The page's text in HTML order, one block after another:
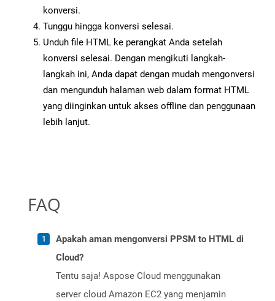
konversi.
Tunggu hingga konversi selesai.
Unduh file HTML ke perangkat Anda setelah
konversi selesai. Dengan mengikuti langkah-
langkah ini, Anda dapat dengan mudah mengonversi
dan mengunduh halaman web dalam format HTML
yang diinginkan untuk akses offline dan penggunaan
lebih lanjut.
FAQ
Apakah aman mengonversi PPSM to HTML di
Cloud?
Tentu saja! Aspose Cloud menggunakan
server cloud Amazon EC2 yang menjamin